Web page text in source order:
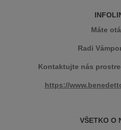
Máte
Radi
Kontaktujte nás
https://
VŠETKO O